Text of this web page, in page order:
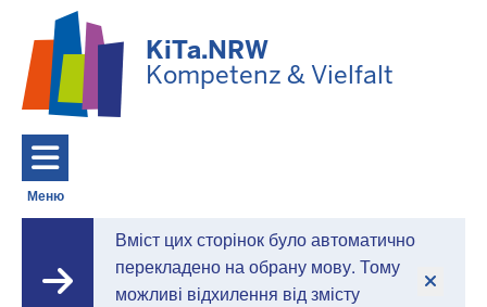
KiTa.NRW
Kompetenz & Vielfalt
Меню
Toggle navigation: Головне Меню
KiTa.NRW
Вміст цих сторінок було автоматично
перекладено на обрану мову. Тому
можливі відхилення від змісту